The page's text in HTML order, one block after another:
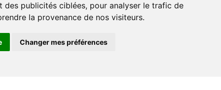
des publicités ciblées, pour analyser le trafic de
la provenance de nos visiteurs.
Changer mes préférences